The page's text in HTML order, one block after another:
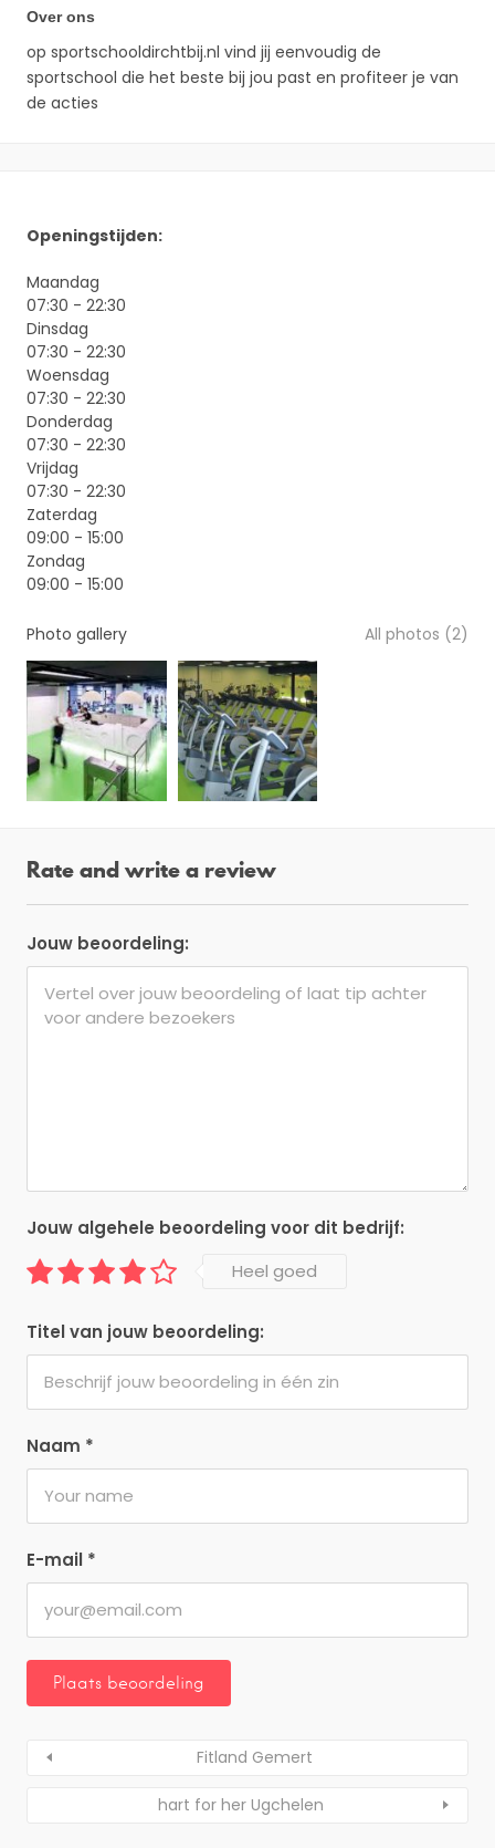
Over ons
op sportschooldirchtbij.nl vind jij eenvoudig de
sportschool die het beste bij jou past en profiteer je van
de acties
Openingstijden:
Maandag
07:30 - 22:30
Dinsdag
07:30 - 22:30
Woensdag
07:30 - 22:30
Donderdag
07:30 - 22:30
Vrijdag
07:30 - 22:30
Zaterdag
09:00 - 15:00
Zondag
09:00 - 15:00
Photo gallery All photos (2)
Rate and write a review
Jouw beoordeling:
Naam *
E-mail *
Jouw algehele beoordeling voor dit bedrijf:
Heel goed
Titel van jouw beoordeling:
Fitland Gemert
hart for her Ugchelen